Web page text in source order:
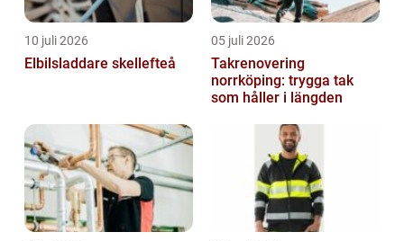
10 juli 2026
Elbilsladdare skellefteå
05 juli 2026
Takrenovering
norrköping: trygga tak
som håller i längden